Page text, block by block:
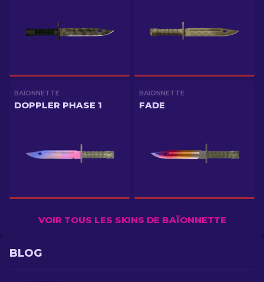
BAÏONNETTE
DOPPLER PHASE 1
BAÏONNETTE
FADE
VOIR TOUS LES SKINS DE BAÏONNETTE
BLOG